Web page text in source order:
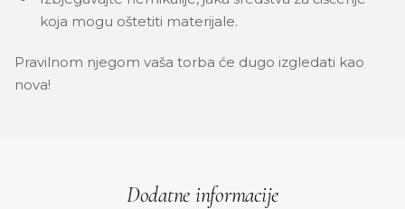
koja mogu oštetiti materijale.
Pravilnom njegom vaša torba će dugo izgledati kao
nova!
Dodatne informacije